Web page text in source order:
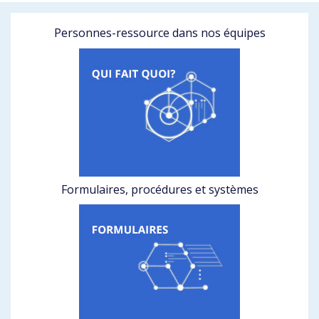
Personnes-ressource dans nos équipes
Formulaires, procédures et systèmes